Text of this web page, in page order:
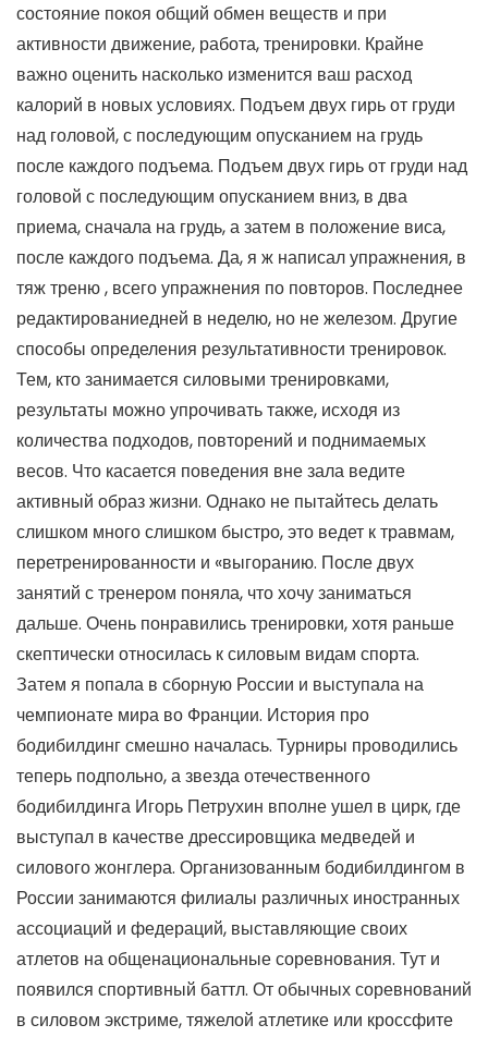
состояние покоя общий обмен веществ и при
активности движение, работа, тренировки. Крайне
важно оценить насколько изменится ваш расход
калорий в новых условиях. Подъем двух гирь от груди
над головой, с последующим опусканием на грудь
после каждого подъема. Подъем двух гирь от груди над
головой с последующим опусканием вниз, в два
приема, сначала на грудь, а затем в положение виса,
после каждого подъема. Да, я ж написал упражнения, в
тяж треню , всего упражнения по повторов. Последнее
редактированиедней в неделю, но не железом. Другие
способы определения результативности тренировок.
Тем, кто занимается силовыми тренировками,
результаты можно упрочивать также, исходя из
количества подходов, повторений и поднимаемых
весов. Что касается поведения вне зала ведите
активный образ жизни. Однако не пытайтесь делать
слишком много слишком быстро, это ведет к травмам,
перетренированности и «выгоранию. После двух
занятий с тренером поняла, что хочу заниматься
дальше. Очень понравились тренировки, хотя раньше
скептически относилась к силовым видам спорта.
Затем я попала в сборную России и выступала на
чемпионате мира во Франции. История про
бодибилдинг смешно началась. Турниры проводились
теперь подпольно, а звезда отечественного
бодибилдинга Игорь Петрухин вполне ушел в цирк, где
выступал в качестве дрессировщика медведей и
силового жонглера. Организованным бодибилдингом в
России занимаются филиалы различных иностранных
ассоциаций и федераций, выставляющие своих
атлетов на общенациональные соревнования. Тут и
появился спортивный баттл. От обычных соревнований
в силовом экстриме, тяжелой атлетике или кроссфите